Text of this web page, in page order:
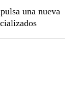
una nueva